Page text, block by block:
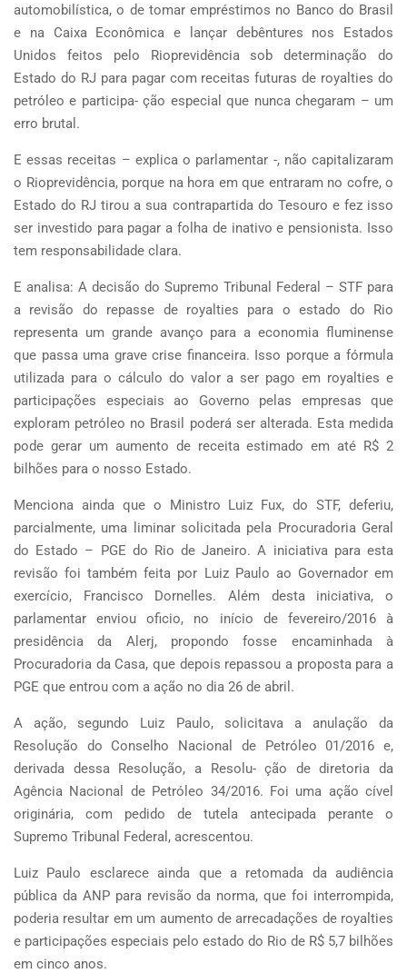
automobilística, o de tomar empréstimos no Banco do Brasil
e na Caixa Econômica e lançar debêntures nos Estados
Unidos feitos pelo Rioprevidência sob determinação do
Estado do RJ para pagar com receitas futuras de royalties do
petróleo e participa- ção especial que nunca chegaram – um
erro brutal.
E essas receitas – explica o parlamentar -, não capitalizaram
o Rioprevidência, porque na hora em que entraram no cofre, o
Estado do RJ tirou a sua contrapartida do Tesouro e fez isso
ser investido para pagar a folha de inativo e pensionista. Isso
tem responsabilidade clara.
E analisa: A decisão do Supremo Tribunal Federal – STF para
a revisão do repasse de royalties para o estado do Rio
representa um grande avanço para a economia fluminense
que passa uma grave crise financeira. Isso porque a fórmula
utilizada para o cálculo do valor a ser pago em royalties e
participações especiais ao Governo pelas empresas que
exploram petróleo no Brasil poderá ser alterada. Esta medida
pode gerar um aumento de receita estimado em até R$ 2
bilhões para o nosso Estado.
Menciona ainda que o Ministro Luiz Fux, do STF, deferiu,
parcialmente, uma liminar solicitada pela Procuradoria Geral
do Estado – PGE do Rio de Janeiro. A iniciativa para esta
revisão foi também feita por Luiz Paulo ao Governador em
exercício, Francisco Dornelles. Além desta iniciativa, o
parlamentar enviou oficio, no início de fevereiro/2016 à
presidência da Alerj, propondo fosse encaminhada à
Procuradoria da Casa, que depois repassou a proposta para a
PGE que entrou com a ação no dia 26 de abril.
A ação, segundo Luiz Paulo, solicitava a anulação da
Resolução do Conselho Nacional de Petróleo 01/2016 e,
derivada dessa Resolução, a Resolu- ção de diretoria da
Agência Nacional de Petróleo 34/2016. Foi uma ação cível
originária, com pedido de tutela antecipada perante o
Supremo Tribunal Federal, acrescentou.
Luiz Paulo esclarece ainda que a retomada da audiência
pública da ANP para revisão da norma, que foi interrompida,
poderia resultar em um aumento de arrecadações de royalties
e participações especiais pelo estado do Rio de R$ 5,7 bilhões
em cinco anos.